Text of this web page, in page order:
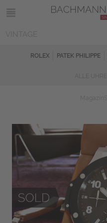
ROLEX PATEK PHILIPPE